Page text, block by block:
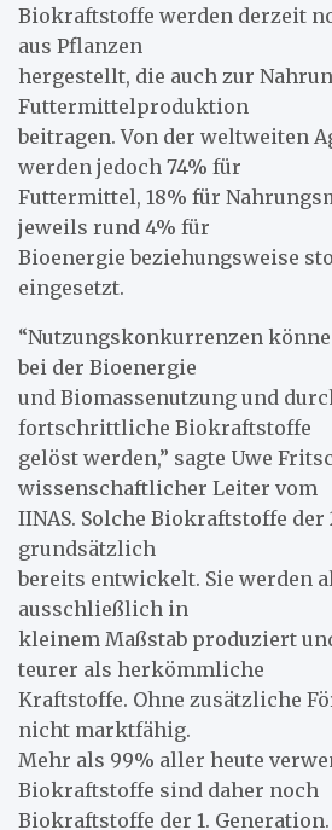
Biokraftstoffe werden derzeit
aus Pflanzen
hergestellt, die auch zur
Futtermittelproduktion
beitragen. Von der weltweiten
werden jedoch 74% für
Futtermittel, 18% für
jeweils rund 4% für
Bioenergie beziehungsweise
eingesetzt.
“Nutzungskonkurrenzen
bei der Bioenergie
und Biomassenutzung und
fortschrittliche Biokraftstoffe
gelöst werden,” sagte Uwe
wissenschaftlicher Leiter vom
IINAS. Solche Biokraftstoffe der
grundsätzlich
bereits entwickelt. Sie werden
ausschließlich in
kleinem Maßstab produziert
teurer als herkömmliche
Kraftstoffe. Ohne zusätzliche
nicht marktfähig.
Mehr als 99% aller heute
Biokraftstoffe sind daher noch
Biokraftstoffe der 1. Generation.